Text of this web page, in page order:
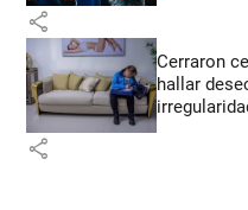
share
Cerraron
hallar
share